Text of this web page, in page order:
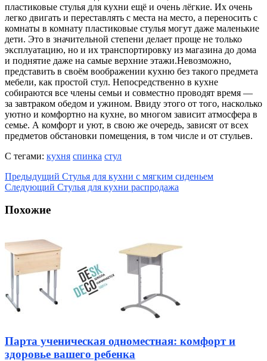
пластиковые стулья для кухни ещё и очень лёгкие. Их очень
легко двигать и переставлять с места на место, а переносить с
комнаты в комнату пластиковые стулья могут даже маленькие
дети. Это в значительной степени делает проще не только
эксплуатацию, но и их транспортировку из магазина до дома
и поднятие даже на самые верхние этажи.Невозможно,
представить в своём воображении кухню без такого предмета
мебели, как простой стул. Непосредственно в кухне
собираются все члены семьи и совместно проводят время —
за завтраком обедом и ужином. Ввиду этого от того, насколько
уютно и комфортно на кухне, во многом зависит атмосфера в
семье. А комфорт и уют, в свою же очередь, зависят от всех
предметов обстановки помещения, в том числе и от стульев.
С тегами: кухня спинка стул
Предыдущий Стулья для кухни с мягким сиденьем
Следующий Стулья для кухни распродажа
Похожие
Парта ученическая одноместная: комфорт и
здоровье вашего ребенка